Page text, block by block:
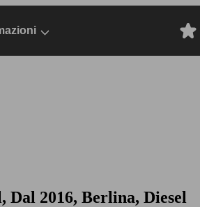
Dal 2016, Berlina, Diesel